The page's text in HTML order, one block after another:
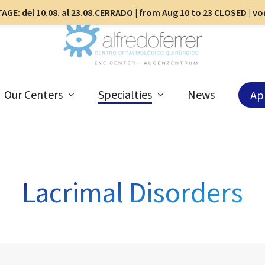
Our Centers Specialties News
Lacrimal Disorders
del 10.08. al 23.08.CERRADO | from Aug 10 to 23 CLOSED |